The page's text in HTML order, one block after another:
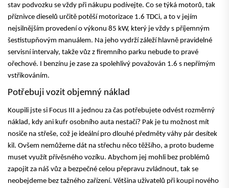
stav podvozku se vždy při nákupu podívejte. Co se týká motorů, tak
příznivce dieselů určitě potěší motorizace 1.6 TDCi, a to v jejím
nejsilnějším provedení o výkonu 85 kW, který je vždy s příjemným
šestistupňovým manuálem. Na jeho vydrží záleží hlavně pravidelné
servisní intervaly, takže vůz z firemního parku nebude to pravé
ořechové. I benzínu je zase za spolehlivý považován 1.6 s nepřímým
vstřikováním.
Potřebuji vozit objemný náklad
Koupili jste si Focus III a jednou za čas potřebujete odvést rozměrný
náklad, kdy ani kufr osobního auta nestačí? Pak je tu možnost mít
nosiče na střeše, což je ideální pro dlouhé předměty váhy pár desítek
kil. Ovšem nemůžeme dát na střechu něco těžšího, a proto budeme
muset využít přívěsného vozíku. Abychom jej mohli bez problémů
zapojit za náš vůz a bezpečné celou přepravu zvládnout, tak se
neobejdeme bez tažného zařízení. Většina uživatelů při koupi nového